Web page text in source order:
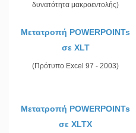
δυνατότητα μακροεντολής)
Μετατροπή POWERPOINTs
σε XLT
(Πρότυπο Excel 97 - 2003)
Μετατροπή POWERPOINTs
σε XLTX